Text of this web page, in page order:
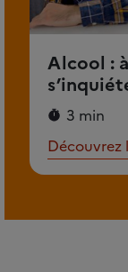
Alcool :
3 min
Découvrez